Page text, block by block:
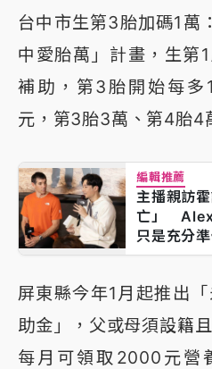
台中市生第3胎加碼1萬
中愛胎萬」計畫，生第
補助，第3胎開始每多
元，第3胎3萬、第4胎4
編輯推薦
主播親訪
亡」 Alex
只是充分
屏東縣今年1月起推出
助金」，父或母須設籍
每月可領取2000元營